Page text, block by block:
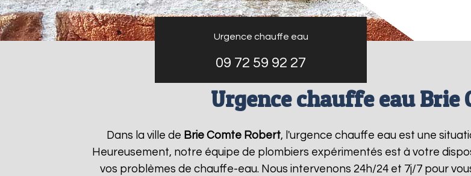
Urgence chauffe eau
09 72 59 92 27
Urgence chauffe eau Brie
Dans la ville de Brie Comte Robert, l'urgence chauffe eau est une
Heureusement, notre équipe de plombiers expérimentés est à votre
vos problèmes de chauffe-eau. Nous intervenons 24h/24 et 7j/7 pour